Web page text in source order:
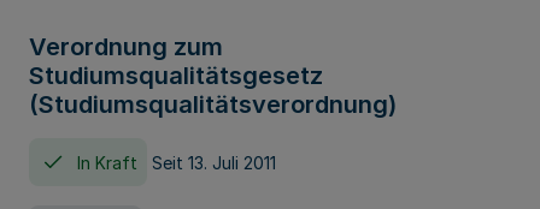
Verordnung zum
Studiumsqualitätsgesetz
(Studiumsqualitätsverordnung)
In Kraft Seit 13. Juli 2011